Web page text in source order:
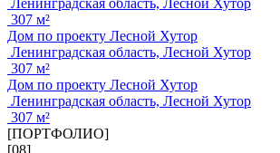
Ленинградская область, Лесной Хутор
307 м²
Дом по проекту Лесной Хутор
Ленинградская область, Лесной Хутор
307 м²
Дом по проекту Лесной Хутор
Ленинградская область, Лесной Хутор
307 м²
[ПОРТФОЛИО]
[08]